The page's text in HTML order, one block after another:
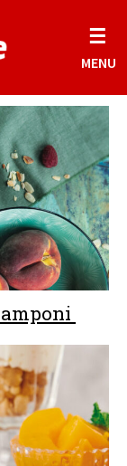
☰
MENU